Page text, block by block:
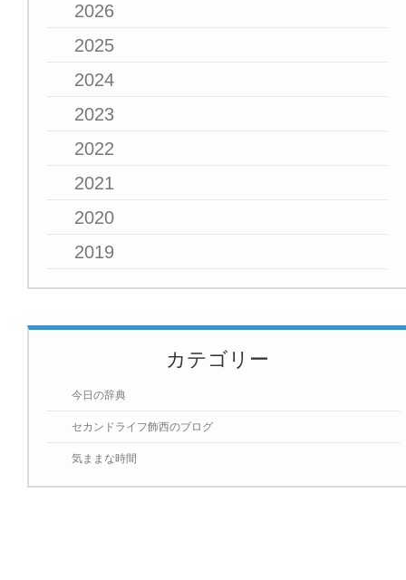
2026
2025
2024
2023
2022
2021
2020
2019
カテゴリー
今日の辞典
セカンドライフ飾西のブログ
気ままな時間